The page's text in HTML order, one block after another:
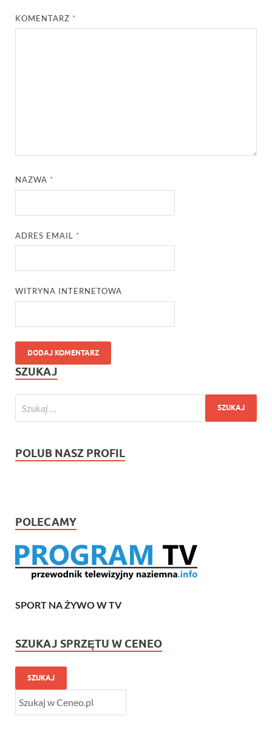
KOMENTARZ *
NAZWA *
ADRES EMAIL *
WITRYNA INTERNETOWA
SZUKAJ
POLUB NASZ PROFIL
POLECAMY
SPORT NA ŻYWO W TV
SZUKAJ SPRZĘTU W CENEO
SZUKAJ